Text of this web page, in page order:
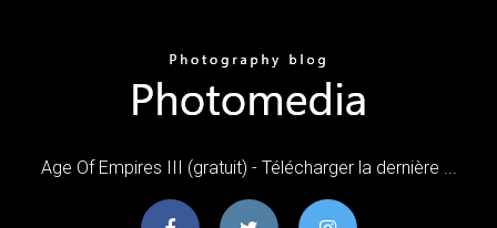
Age Of Empires III (gratuit) - Télécharger la dernière ...